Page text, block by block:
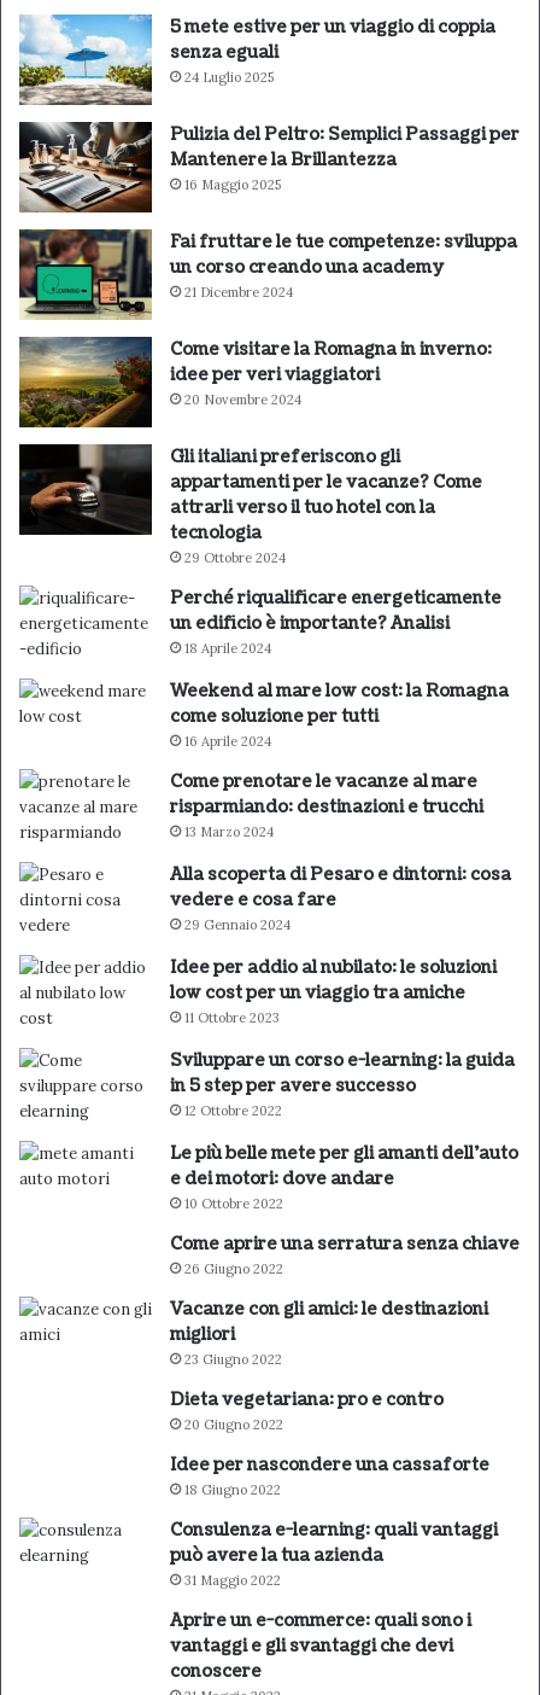
5 mete estive per un viaggio di coppia
senza eguali
24 Luglio 2025
Pulizia del Peltro: Semplici Passaggi per
Mantenere la Brillantezza
16 Maggio 2025
Fai fruttare le tue competenze: sviluppa
un corso creando una academy
21 Dicembre 2024
Come visitare la Romagna in inverno:
idee per veri viaggiatori
20 Novembre 2024
Gli italiani preferiscono gli
appartamenti per le vacanze? Come
attrarli verso il tuo hotel con la
tecnologia
29 Ottobre 2024
Perché riqualificare energeticamente
un edificio è importante? Analisi
18 Aprile 2024
Weekend al mare low cost: la Romagna
come soluzione per tutti
16 Aprile 2024
Come prenotare le vacanze al mare
risparmiando: destinazioni e trucchi
13 Marzo 2024
Alla scoperta di Pesaro e dintorni: cosa
vedere e cosa fare
29 Gennaio 2024
Idee per addio al nubilato: le soluzioni
low cost per un viaggio tra amiche
11 Ottobre 2023
Sviluppare un corso e-learning: la guida
in 5 step per avere successo
12 Ottobre 2022
Le più belle mete per gli amanti dell’auto
e dei motori: dove andare
10 Ottobre 2022
Come aprire una serratura senza chiave
26 Giugno 2022
Vacanze con gli amici: le destinazioni
migliori
23 Giugno 2022
Dieta vegetariana: pro e contro
20 Giugno 2022
Idee per nascondere una cassaforte
18 Giugno 2022
Consulenza e-learning: quali vantaggi
può avere la tua azienda
31 Maggio 2022
Aprire un e-commerce: quali sono i
vantaggi e gli svantaggi che devi
conoscere